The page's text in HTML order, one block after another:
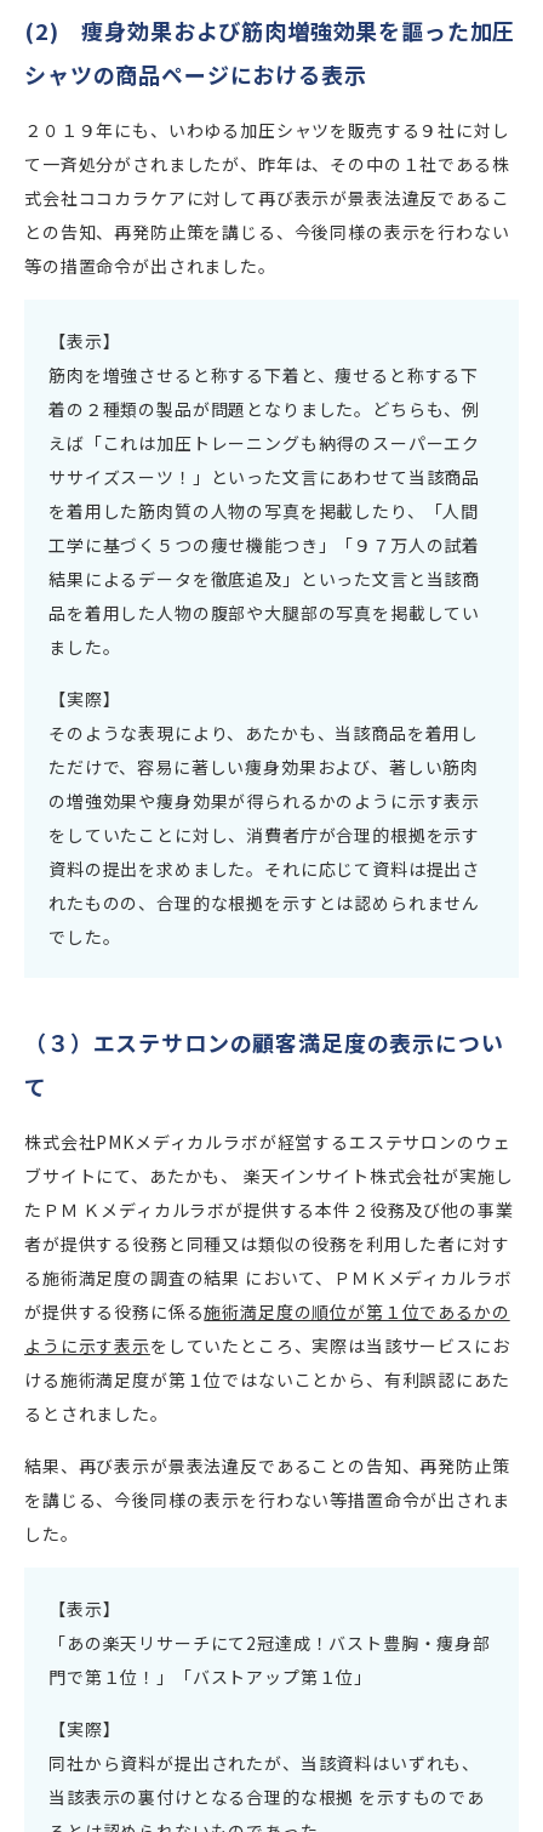
(2) 痩身効果および筋肉増強効果を謳った加圧
シャツの商品ページにおける表示
２０１９年にも、いわゆる加圧シャツを販売する９社に対し
て一斉処分がされましたが、昨年は、その中の１社である株
式会社ココカラケアに対して再び表示が景表法違反であるこ
との告知、再発防止策を講じる、今後同様の表示を行わない
等の措置命令が出されました。
【表示】
筋肉を増強させると称する下着と、痩せると称する下
着の２種類の製品が問題となりました。どちらも、例
えば「これは加圧トレーニングも納得のスーパーエク
ササイズスーツ！」といった文言にあわせて当該商品
を着用した筋肉質の人物の写真を掲載したり、「人間
工学に基づく５つの痩せ機能つき」「９７万人の試着
結果によるデータを徹底追及」といった文言と当該商
品を着用した人物の腹部や大腿部の写真を掲載してい
ました。
【実際】
そのような表現により、あたかも、当該商品を着用し
ただけで、容易に著しい痩身効果および、著しい筋肉
の増強効果や痩身効果が得られるかのように示す表示
をしていたことに対し、消費者庁が合理的根拠を示す
資料の提出を求めました。それに応じて資料は提出さ
れたものの、合理的な根拠を示すとは認められません
でした。
（３）エステサロンの顧客満足度の表示につい
て
株式会社PMKメディカルラボが経営するエステサロンのウェ
ブサイトにて、あたかも、 楽天インサイト株式会社が実施し
たＰＭ Ｋメディカルラボが提供する本件２役務及び他の事業
者が提供する役務と同種又は類似の役務を利用した者に対す
る施術満足度の調査の結果 において、ＰＭＫメディカルラボ
が提供する役務に係る施術満足度の順位が第１位であるかの
ように示す表示をしていたところ、実際は当該サービスにお
ける施術満足度が第１位ではないことから、有利誤認にあた
るとされました。
結果、再び表示が景表法違反であることの告知、再発防止策
を講じる、今後同様の表示を行わない等措置命令が出されま
した。
【表示】
「あの楽天リサーチにて2冠達成！バスト豊胸・痩身部
門で第１位！」「バストアップ第１位」
【実際】
同社から資料が提出されたが、当該資料はいずれも、
当該表示の裏付けとなる合理的な根拠 を示すものであ